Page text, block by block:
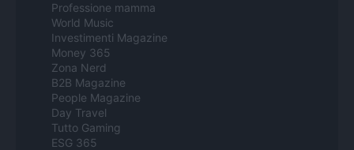
Professione mamma
World Music
Investimenti Magazine
Money 365
Zona Nerd
B2B Magazine
People Magazine
Day Travel
Tutto Gaming
ESG 365